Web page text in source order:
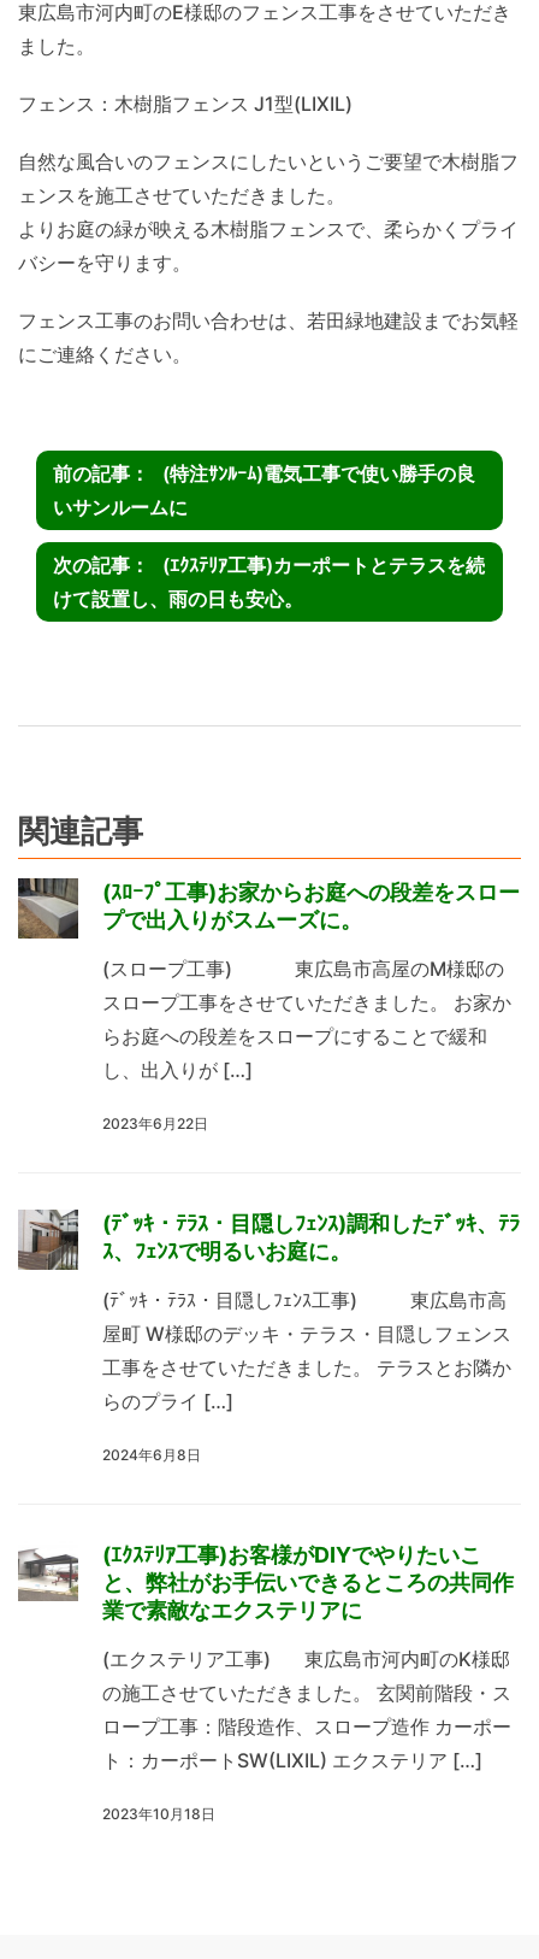
東広島市河内町のE様邸のフェンス工事をさせていただき
ました。
フェンス：木樹脂フェンス J1型(LIXIL)
自然な風合いのフェンスにしたいというご要望で木樹脂フ
ェンスを施工させていただきました。
よりお庭の緑が映える木樹脂フェンスで、柔らかくプライ
バシーを守ります。
フェンス工事のお問い合わせは、若田緑地建設までお気軽
にご連絡ください。
(特注ｻﾝﾙｰﾑ)電気工事で使い勝手の良
いサンルームに
(ｴｸｽﾃﾘｱ工事)カーポートとテラスを続
けて設置し、雨の日も安心。
関連記事
(ｽﾛｰﾌﾟ工事)お家からお庭への段差をスロー
プで出入りがスムーズに。
(スロープ工事) 東広島市高屋のM様邸の
スロープ工事をさせていただきました。 お家か
らお庭への段差をスロープにすることで緩和
し、出入りが […]
2023年6月22日
(ﾃﾞｯｷ・ﾃﾗｽ・目隠しﾌｪﾝｽ)調和したﾃﾞｯｷ、ﾃﾗ
ｽ、ﾌｪﾝｽで明るいお庭に。
(ﾃﾞｯｷ・ﾃﾗｽ・目隠しﾌｪﾝｽ工事) 東広島市高
屋町 W様邸のデッキ・テラス・目隠しフェンス
工事をさせていただきました。 テラスとお隣か
らのプライ […]
2024年6月8日
(ｴｸｽﾃﾘｱ工事)お客様がDIYでやりたいこ
と、弊社がお手伝いできるところの共同作
業で素敵なエクステリアに
(エクステリア工事) 東広島市河内町のK様邸
の施工させていただきました。 玄関前階段・ス
ロープ工事：階段造作、スロープ造作 カーポー
ト：カーポートSW(LIXIL) エクステリア […]
2023年10月18日